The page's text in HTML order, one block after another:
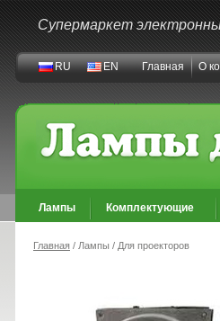
Супермаркет
RU EN Главная О
Лампы Комплектующие
Главная / Лампы / Для проекторов